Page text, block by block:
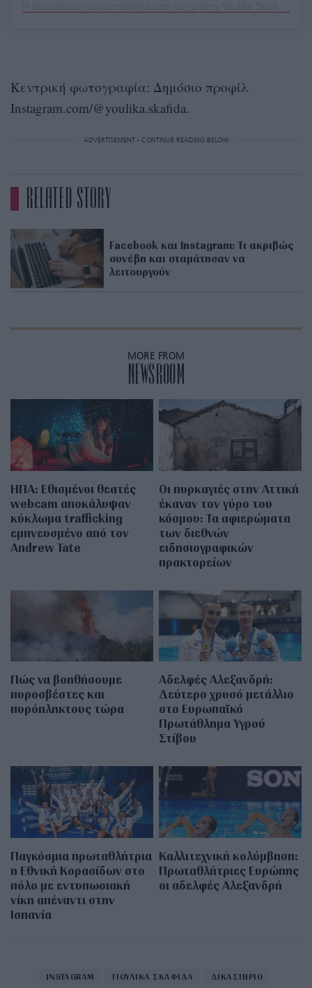
Κεντρική φωτογραφία: Δημόσιο προφίλ
Instagram.com/@youlika.skafida.
ADVERTISEMENT - CONTINUE READING BELOW
RELATED STORY
Facebook και Instagram: Τι ακριβώς
συνέβη και σταμάτησαν να
λειτουργούν
MORE FROM
NEWSROOM
ΗΠΑ: Εθισμένοι θεατές
webcam αποκάλυψαν
κύκλωμα trafficking
εμπνευσμένο από τον
Andrew Tate
Οι πυρκαγιές στην Αττική
έκαναν τον γύρο του
κόσμου: Τα αφιερώματα
των διεθνών
ειδησιογραφικών
πρακτορείων
Πώς να βοηθήσουμε
πυροσβέστες και
πυρόπληκτους τώρα
Αδελφές Αλεξανδρή:
Δεύτερο χρυσό μετάλλιο
στο Ευρωπαϊκό
Πρωτάθλημα Υγρού
Στίβου
Παγκόσμια πρωταθλήτρια
η Εθνική Κορασίδων στο
πόλο με εντυπωσιακή
νίκη απέναντι στην
Ισπανία
Καλλιτεχνική κολύμβηση:
Πρωταθλήτριες Ευρώπης
οι αδελφές Αλεξανδρή
INSTAGRAM ΓΙΟΥΛΙΚΑ ΣΚΑΦΙΔΑ ΔΙΚΑΣΤΗΡΙΟ